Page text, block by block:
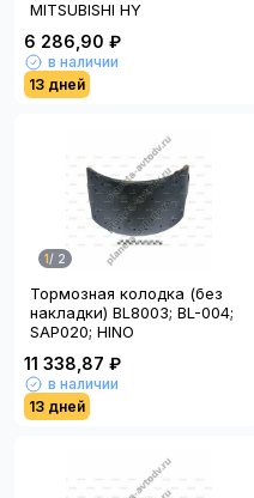
MITSUBISHI HY
6 286,90 ₽
в наличии
13 дней
1/ 2
Тормозная колодка (без
накладки) BL8003; BL-004;
SAP020; HINO
11 338,87 ₽
в наличии
13 дней